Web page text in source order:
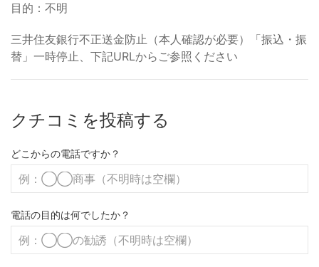
目的：不明
三井住友銀行不正送金防止（本人確認が必要）「振込・振
替」一時停止、下記URLからご参照ください
クチコミを投稿する
どこからの電話ですか？
電話の目的は何でしたか？